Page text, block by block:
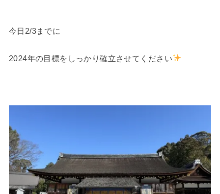
今日2/3までに
2024年の目標をしっかり確立させてください